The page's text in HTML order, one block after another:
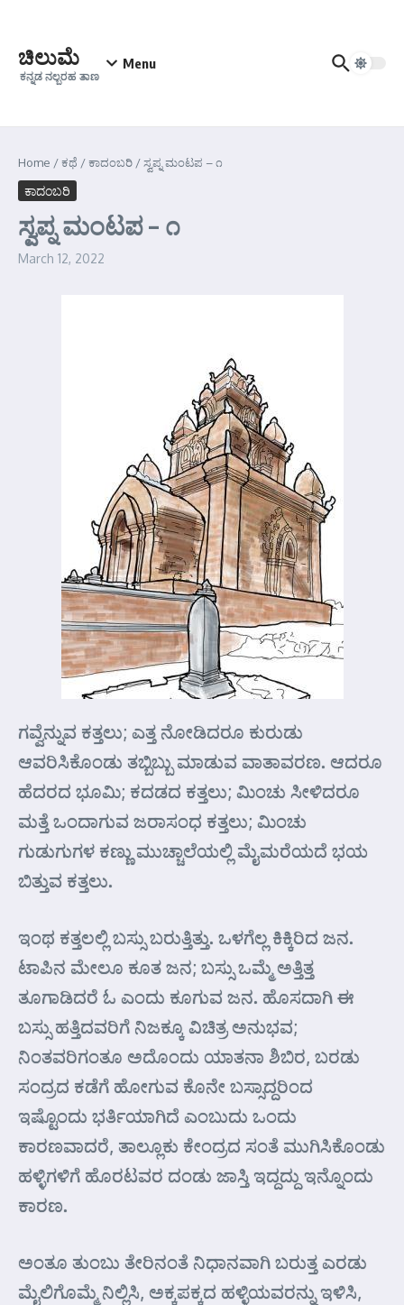
ಚಿಲುಮೆ
ಕನ್ನಡ ನಲ್ಬರಹ ತಾಣ
Menu
Home /ಕಥೆ /ಕಾದಂಬರಿ /ಸ್ವಪ್ನ ಮಂಟಪ – ೧
ಕಾದಂಬರಿ
ಸ್ವಪ್ನ ಮಂಟಪ – ೧
March 12, 2022
ಗವ್ವೆನ್ನುವ ಕತ್ತಲು; ಎತ್ತ ನೋಡಿದರೂ ಕುರುಡು
ಆವರಿಸಿಕೊಂಡು ತಬ್ಬಿಬ್ಬು ಮಾಡುವ ವಾತಾವರಣ. ಆದರೂ
ಹೆದರದ ಭೂಮಿ; ಕದಡದ ಕತ್ತಲು; ಮಿಂಚು ಸೀಳಿದರೂ
ಮತ್ತೆ ಒಂದಾಗುವ ಜರಾಸಂಧ ಕತ್ತಲು; ಮಿಂಚು
ಗುಡುಗುಗಳ ಕಣ್ಣು ಮುಚ್ಚಾಲೆಯಲ್ಲಿ ಮೈಮರೆಯದೆ ಭಯ
ಬಿತ್ತುವ ಕತ್ತಲು.
ಇಂಥ ಕತ್ತಲಲ್ಲಿ ಬಸ್ಸು ಬರುತ್ತಿತ್ತು. ಒಳಗೆಲ್ಲ ಕಿಕ್ಕಿರಿದ ಜನ.
ಟಾಪಿನ ಮೇಲೂ ಕೂತ ಜನ; ಬಸ್ಸು ಒಮ್ಮೆ ಅತ್ತಿತ್ತ
ತೂಗಾಡಿದರೆ ಓ ಎಂದು ಕೂಗುವ ಜನ. ಹೊಸದಾಗಿ ಈ
ಬಸ್ಸು ಹತ್ತಿದವರಿಗೆ ನಿಜಕ್ಕೂ ವಿಚಿತ್ರ ಅನುಭವ;
ನಿಂತವರಿಗಂತೂ ಅದೊಂದು ಯಾತನಾ ಶಿಬಿರ, ಬರಡು
ಸಂದ್ರದ ಕಡೆಗೆ ಹೋಗುವ ಕೊನೇ ಬಸ್ಸಾದ್ದರಿಂದ
ಇಷ್ಟೊಂದು ಭರ್ತಿಯಾಗಿದೆ ಎಂಬುದು ಒಂದು
ಕಾರಣವಾದರೆ, ತಾಲ್ಲೂಕು ಕೇಂದ್ರದ ಸಂತೆ ಮುಗಿಸಿಕೊಂಡು
ಹಳ್ಳಿಗಳಿಗೆ ಹೊರಟವರ ದಂಡು ಜಾಸ್ತಿ ಇದ್ದದ್ದು ಇನ್ನೊಂದು
ಕಾರಣ.
ಅಂತೂ ತುಂಬು ತೇರಿನಂತೆ ನಿಧಾನವಾಗಿ ಬರುತ್ತ ಎರಡು
ಮೈಲಿಗೊಮ್ಮೆ ನಿಲ್ಲಿಸಿ, ಅಕ್ಕಪಕ್ಕದ ಹಳ್ಳಿಯವರನ್ನು ಇಳಿಸಿ,